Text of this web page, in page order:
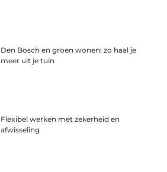
Den Bosch en groen wonen: zo haal je
meer uit je tuin
Flexibel werken met zekerheid en
afwisseling